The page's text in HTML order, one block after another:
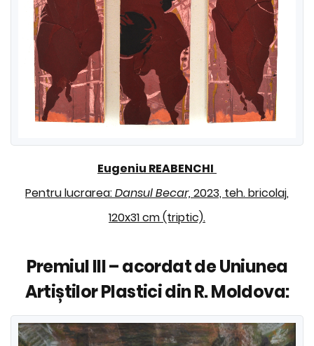
Eugeniu REABENCHI
Pentru lucrarea:Dansul Becar, 2023, teh. bricolaj,
120x31 cm (triptic).
Premiul III – acordat de Uniunea
Artiștilor Plastici din R. Moldova: